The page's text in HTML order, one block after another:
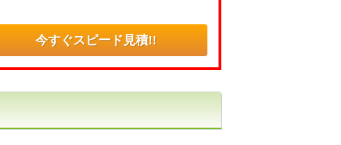
今すぐスピード見積!!